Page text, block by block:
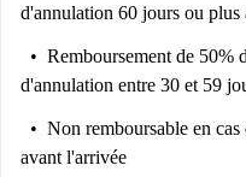
d'annulation 60 jours ou plus
Remboursement de 50%
d'annulation entre 30 et 59
Non remboursable en
avant l'arrivée